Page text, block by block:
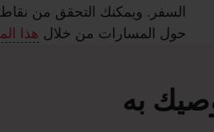
السفر. ويمكنك التحقق من
حول المسارات من خلال هذا
به